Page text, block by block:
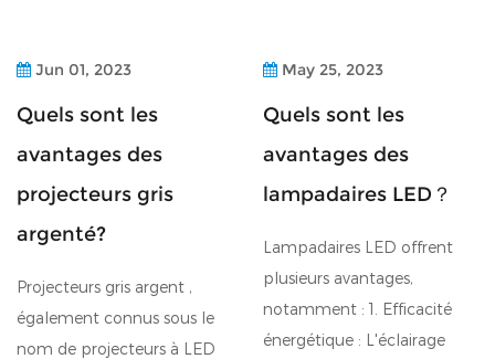
Jun 01, 2023
Quels sont les
avantages des
projecteurs gris
argenté?
Projecteurs gris argent ,
également connus sous le
nom de projecteurs à LED
May 25, 2023
Quels sont les
avantages des
lampadaires LED？
Lampadaires LED offrent
plusieurs avantages,
notamment : 1. Efficacité
énergétique : L'éclairage